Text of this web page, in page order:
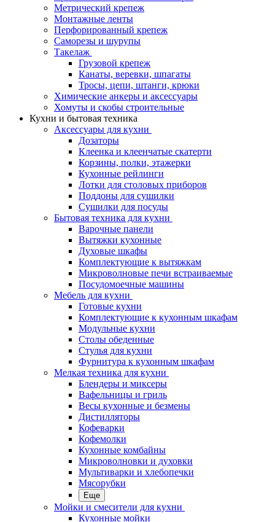
Метрический крепеж
Монтажные ленты
Перфорированный крепеж
Саморезы и шурупы
Такелаж
Грузовой крепеж
Канаты, веревки, шпагаты
Тросы, цепи, штанги, крюки
Химические анкеры и аксессуары
Хомуты и скобы строительные
Кухни и бытовая техника
Аксессуары для кухни
Дозаторы
Клеенка и клеенчатые скатерти
Корзины, полки, этажерки
Кухонные рейлинги
Лотки для столовых приборов
Поддоны для сушилки
Сушилки для посуды
Бытовая техника для кухни
Варочные панели
Вытяжки кухонные
Духовые шкафы
Комплектующие к вытяжкам
Микроволновые печи встраиваемые
Посудомоечные машины
Мебель для кухни
Готовые кухни
Комплектующие к кухонным шкафам
Модульные кухни
Столы обеденные
Стулья для кухни
Фурнитура к кухонным шкафам
Мелкая техника для кухни
Блендеры и миксеры
Вафельницы и гриль
Весы кухонные и безмены
Дистилляторы
Кофеварки
Кофемолки
Кухонные комбайны
Микроволновки и духовки
Мультиварки и хлебопечки
Мясорубки
Еще
Мойки и смесители для кухни
Кухонные мойки